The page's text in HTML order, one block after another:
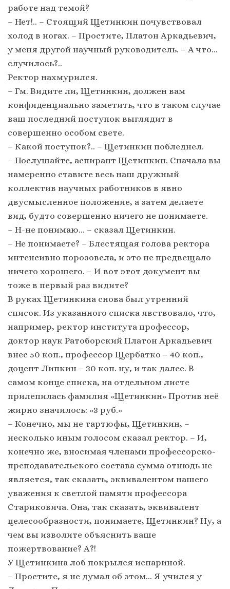
работе над темой?
– Нет!.. – Стоящий Щетинкин почувствовал
холод в ногах. – Простите, Платон Аркадьевич,
у меня другой научный руководитель. – А что…
случилось?..
Ректор нахмурился.
– Гм. Видите ли, Щетинкин, должен вам
конфиденциально заметить, что в таком случае
ваш последний поступок выглядит в
совершенно особом свете.
– Какой поступок?.. – Щетинкин побледнел.
– Послушайте, аспирант Щетинкин. Сначала вы
намеренно ставите весь наш дружный
коллектив научных работников в явно
двусмысленное положение, а затем делаете
вид, будто совершенно ничего не понимаете.
– Н-не понимаю… – сказал Щетинкин.
– Не понимаете? – Блестящая голова ректора
интенсивно порозовела, и это не предвещало
ничего хорошего. – И вот этот документ вы
тоже в первый раз видите?
В руках Щетинкина снова был утренний
список. Из указанного списка явствовало, что,
например, ректор института профессор,
доктор наук Ратоборский Платон Аркадьевич
внес 50 коп., профессор Щербатко – 40 коп.,
доцент Липкин – 30 коп. ну, и так далее. В
самом конце списка, на отдельном листе
прилепилась фамилия «Щетинкин» Против неё
жирно значилось: «3 руб.»
– Конечно, мы не тартюфы, Щетинкин, –
несколько иным голосом сказал ректор. – И,
конечно же, вносимая членами профессорско-
преподавательского состава сумма отнюдь не
является, так сказать, эквивалентом нашего
уважения к светлой памяти профессора
Стариковича. Она, так сказать, эквивалент
целесообразности, понимаете, Щетинкин? Ну, а
чем вы изволите объяснить ваше
пожертвование? А?!
У Щетинкина лоб покрылся испариной.
– Простите, я не думал об этом… Я учился у